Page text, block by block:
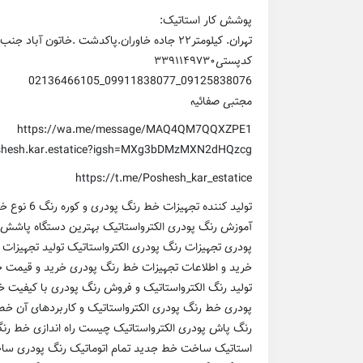
پوشش کار استاتیک:
تهران. کیلومتر۲۲ جاده خاوران.پاکدشت .خاتون آباد جنب بانک تجارت کوچه شهید علی اصغر صفری پلاک – ۸ –
کدپستی۳۳۹۱۱۴۹۷۳۰
09125838076_09911838077_02136466105
مجتبی صفائیه
https://wa.me/message/MAQ4QM7QQXZPE1
https://t.me/Poshesh_kar_estatice
تولید
آموزش رنگ پودری الکترواستاتیک بهترین دستگاه
پودری تجهیزات رنگ پودری الکترواستاتیک تولید
خرید و اطلاعات تجهیزات خط رنگ پودری خرید و
تولید رنگ الکترواستاتیک و فروش رنگ پودری با
پودری خط رنگ پودری الکترواستاتیک و کاربردهای آن
رنگ پاش پودری الکترواستاتیک چیست راه اندازی خط
استاتیک ساخت خط جدید تمام اتوماتیک رنگ پودری